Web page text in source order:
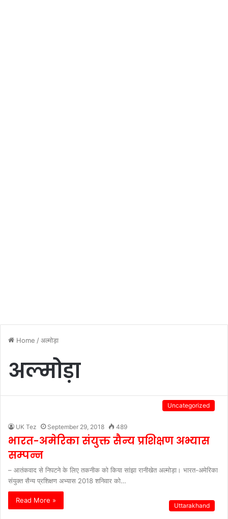
Home /अल्मोड़ा
अल्मोड़ा
Uncategorized
UK Tez September 29, 2018 489
भारत-अमेरिका संयुक्त सैन्य प्रशिक्षण अभ्यास
सम्पन्न
– आतंकवाद से निपटने के लिए तकनीक को किया सांझा रानीखेत अल्मोड़ा। भारत-अमेरिका
संयुक्त सैन्य प्रशिक्षण अभ्यास 2018 शनिवार को…
Read More »
Uttarakhand